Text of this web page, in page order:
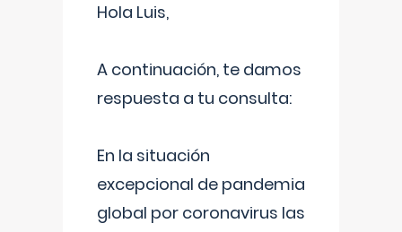
Hola Luis,
A continuación, te damos
respuesta a tu consulta:
En la situación
excepcional de pandemia
global por coronavirus las